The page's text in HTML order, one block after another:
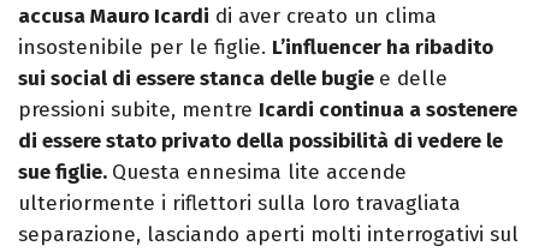
accusa Mauro Icardi di aver creato un clima
insostenibile per le figlie. L’influencer ha ribadito
sui social di essere stanca delle bugie e delle
pressioni subite, mentre Icardi continua a sostenere
di essere stato privato della possibilità di vedere le
sue figlie. Questa ennesima lite accende
ulteriormente i riflettori sulla loro travagliata
separazione, lasciando aperti molti interrogativi sul